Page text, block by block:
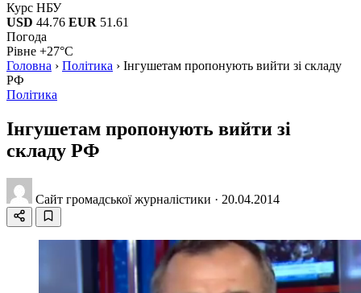
Курс НБУ
USD 44.76 EUR 51.61
Погода
Рівне +27°C
Головна › Політика › Інгушетам пропонують вийти зі складу
РФ
Політика
Інгушетам пропонують вийти зі
складу РФ
Сайт громадської журналістики · 20.04.2014